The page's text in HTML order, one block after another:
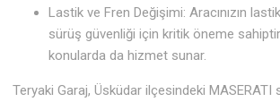
Lastik ve Fren Değişimi: Aracınızın
sürüş güvenliği için kritik öneme
konularda da hizmet sunar.
Teryaki Garaj, Üsküdar ilçesindeki MASERATI